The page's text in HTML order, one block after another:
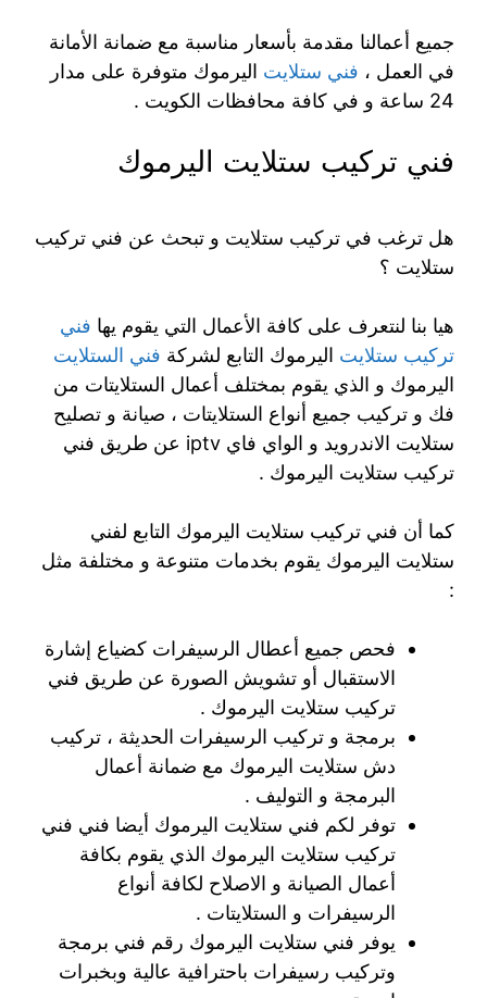
جميع أعمالنا مقدمة بأسعار مناسبة مع ضمانة الأمانة
في العمل ، فني ستلايت اليرموك متوفرة على مدار
24 ساعة و في كافة محافظات الكويت .
فني تركيب ستلايت اليرموك
هل ترغب في تركيب ستلايت و تبحث عن فني تركيب
ستلايت ؟
هيا بنا لنتعرف على كافة الأعمال التي يقوم يها فني
تركيب ستلايت اليرموك التابع لشركة فني الستلايت
اليرموك و الذي يقوم بمختلف أعمال الستلايتات من
فك و تركيب جميع أنواع الستلايتات ، صيانة و تصليح
ستلايت الاندرويد و الواي فاي iptv عن طريق فني
تركيب ستلايت اليرموك .
كما أن فني تركيب ستلايت اليرموك التابع لفني
ستلايت اليرموك يقوم بخدمات متنوعة و مختلفة مثل
:
فحص جميع أعطال الرسيفرات كضياع إشارة
الاستقبال أو تشويش الصورة عن طريق فني
تركيب ستلايت اليرموك .
برمجة و تركيب الرسيفرات الحديثة ، تركيب
دش ستلايت اليرموك مع ضمانة أعمال
البرمجة و التوليف .
توفر لكم فني ستلايت اليرموك أيضا فني فني
تركيب ستلايت اليرموك الذي يقوم بكافة
أعمال الصيانة و الاصلاح لكافة أنواع
الرسيفرات و الستلايتات .
يوفر فني ستلايت اليرموك رقم فني برمجة
وتركيب رسيفرات باحترافية عالية وبخبرات